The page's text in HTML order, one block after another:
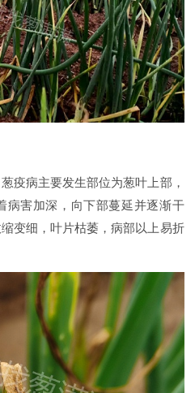
葱疫病主要发生部位为葱叶上部，
病害加深，向下部蔓延并逐渐干
变细，叶片枯萎，病部以上易折